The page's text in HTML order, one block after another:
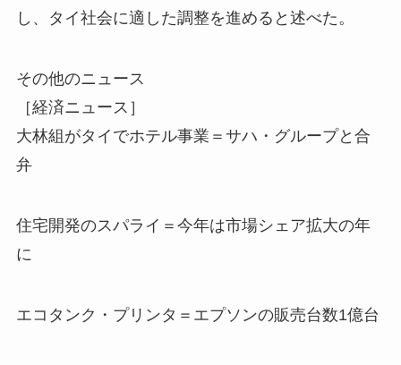
し、タイ社会に適した調整を進めると述べた。
その他のニュース
［経済ニュース］
大林組がタイでホテル事業＝サハ・グループと合
弁
住宅開発のスパライ＝今年は市場シェア拡大の年
に
エコタンク・プリンタ＝エプソンの販売台数1億台